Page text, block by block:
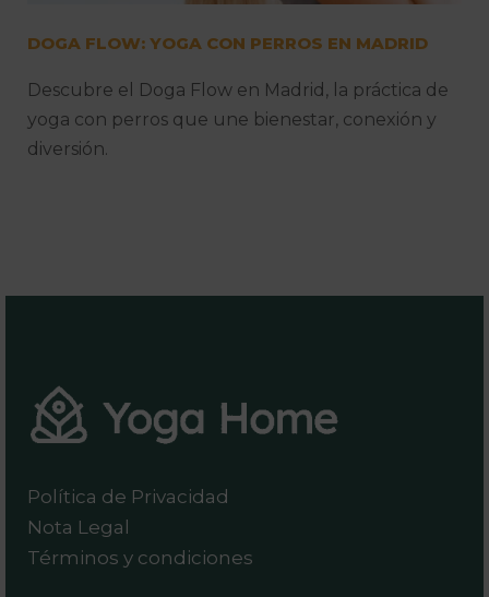
DOGA FLOW: YOGA CON PERROS EN MADRID
Descubre el Doga Flow en Madrid, la práctica de
yoga con perros que une bienestar, conexión y
diversión.
Política de Privacidad
Nota Legal
Términos y condiciones